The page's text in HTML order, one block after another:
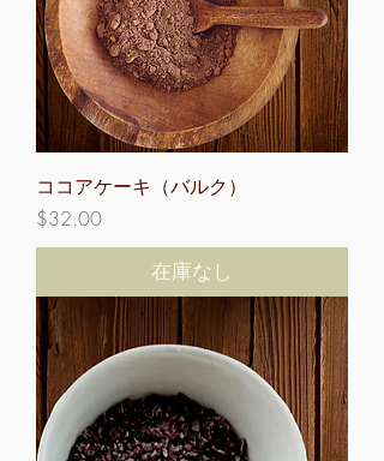
ココアケーキ（バルク）
価格
$32.00
在庫なし